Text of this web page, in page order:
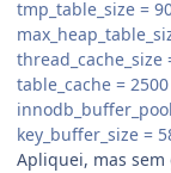
tmp_table_size =
thread_cache_size
table_cache = 2500
key_buffer_size =
Apliquei, mas